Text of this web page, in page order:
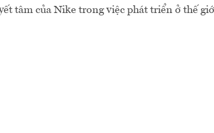
tâm của Nike trong việc phát triển ở thế